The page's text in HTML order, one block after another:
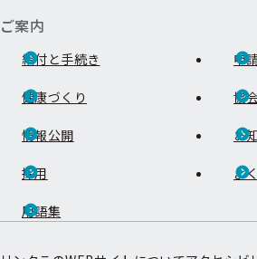
ご案内
給付と手続き 申
健康づくり 協
情報公開 お
採用 よ
用語集